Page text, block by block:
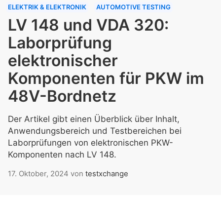
ELEKTRIK & ELEKTRONIK AUTOMOTIVE TESTING
LV 148 und VDA 320:
Laborprüfung
elektronischer
Komponenten für PKW im
48V-Bordnetz
Der Artikel gibt einen Überblick über Inhalt,
Anwendungsbereich und Testbereichen bei
Laborprüfungen von elektronischen PKW-
Komponenten nach LV 148.
17. Oktober, 2024 von testxchange